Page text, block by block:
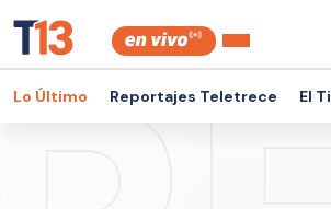
Lo Último Reportajes Teletrece El